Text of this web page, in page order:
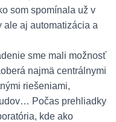
som spomínala už v
ale aj automatizácia a
sme mali možnosť
najmä centrálnymi
riešeniami,
Počas prehliadky
kde ako